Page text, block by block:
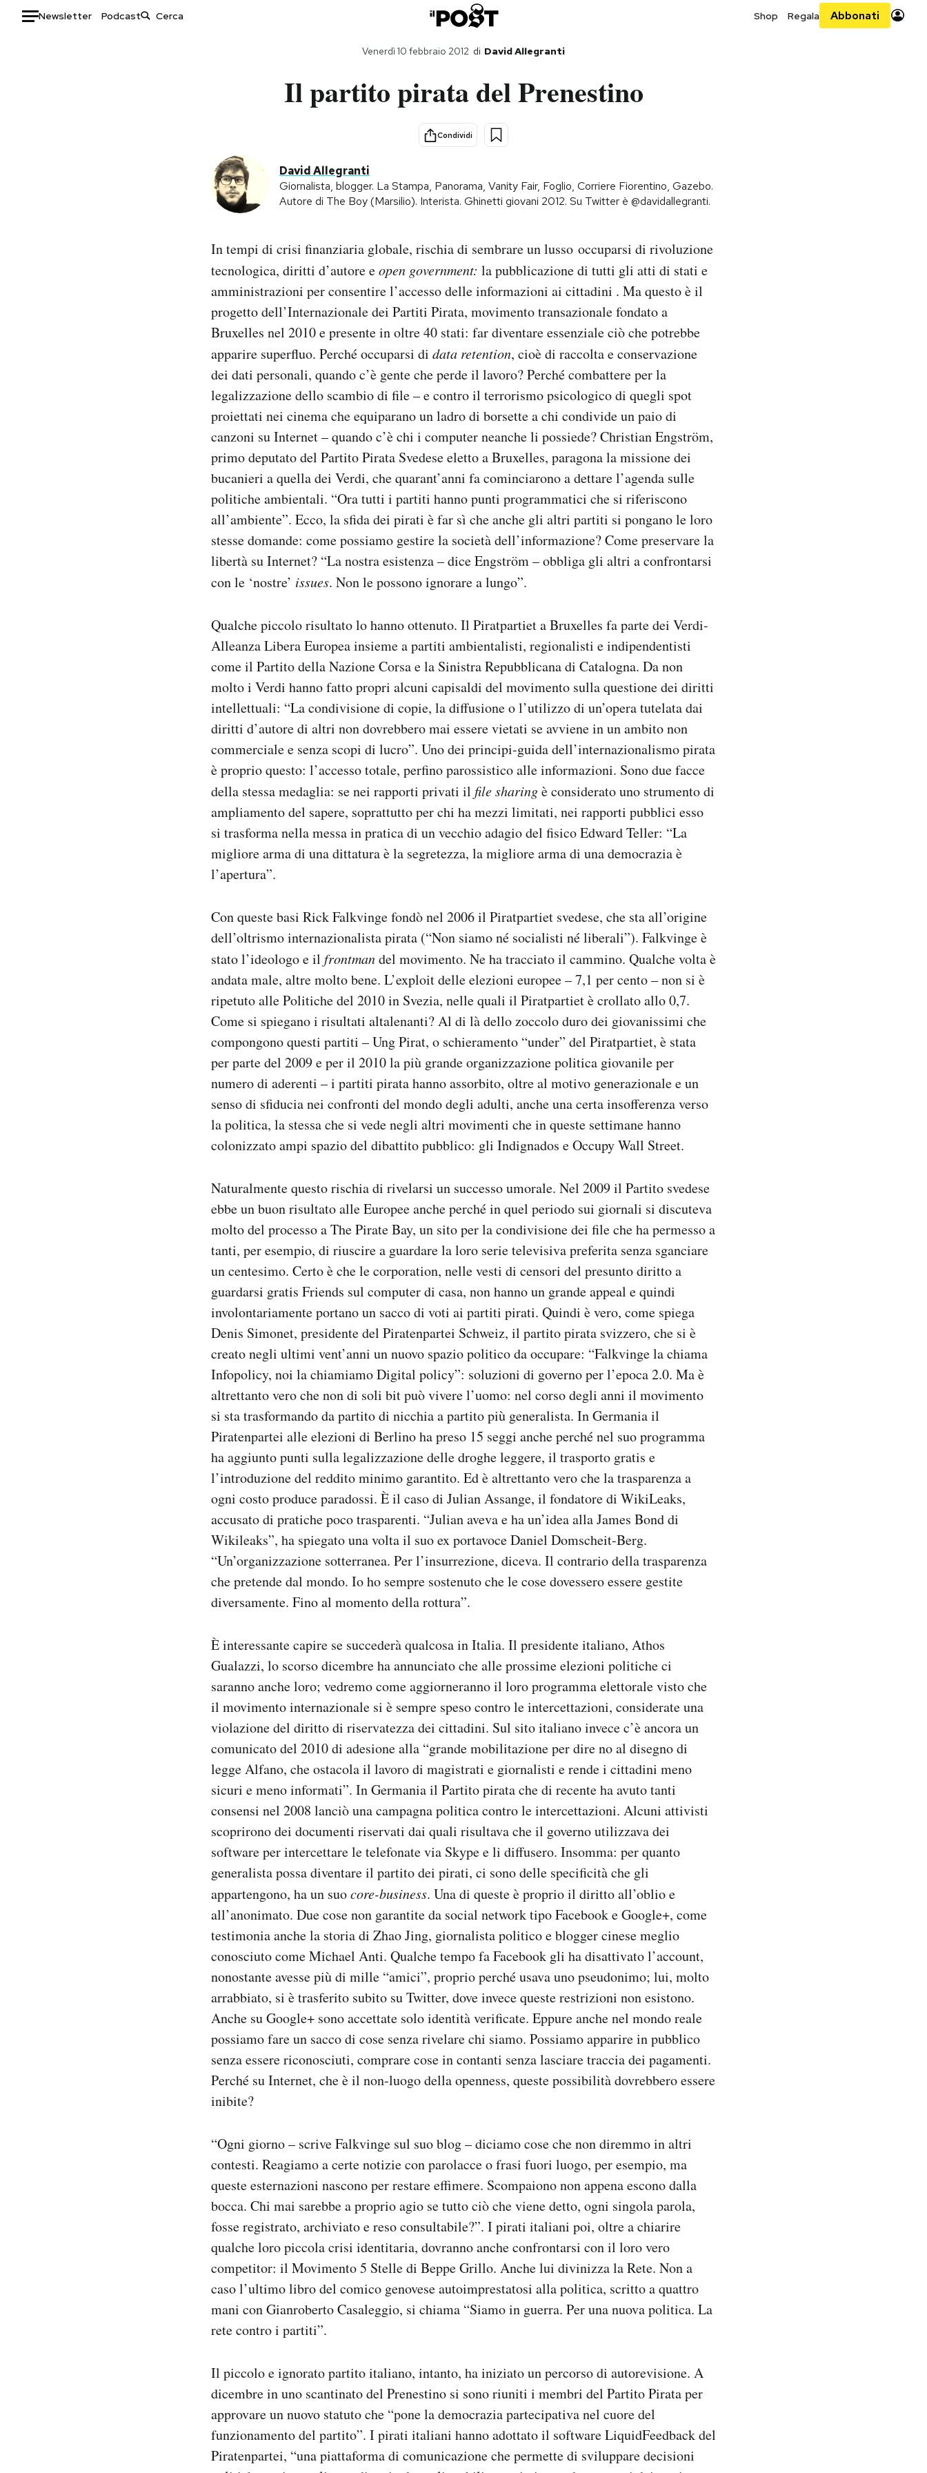
Newsletter Podcast Shop Regala Abbonati
Storie/Idee
Ok Boomer!
Altrecose
Mondiali calcio 2026
di David Allegranti
Venerdì 10 febbraio 2012
Il partito pirata del Prenestino
Condividi
David Allegranti
Giornalista, blogger. La Stampa, Panorama, Vanity Fair, Foglio, Corriere Fiorentino, Gazebo.
Autore di The Boy (Marsilio). Interista. Ghinetti giovani 2012. Su Twitter è @davidallegranti.
In tempi di crisi finanziaria globale, rischia di sembrare un lusso occuparsi di rivoluzione
tecnologica, diritti d’autore eopen government: la pubblicazione di tutti gli atti di stati e
amministrazioni per consentire l’accesso delle informazioni ai cittadini . Ma questo è il
progetto dell’Internazionale dei Partiti Pirata, movimento transazionale fondato a
Bruxelles nel 2010 e presente in oltre 40 stati: far diventare essenziale ciò che potrebbe
apparire superfluo. Perché occuparsi di data retention, cioè di raccolta e conservazione
dei dati personali, quando c’è gente che perde il lavoro? Perché combattere per la
legalizzazione dello scambio di file – e contro il terrorismo psicologico di quegli spot
proiettati nei cinema che equiparano un ladro di borsette a chi condivide un paio di
canzoni su Internet – quando c’è chi i computer neanche li possiede? Christian Engström,
primo deputato del Partito Pirata Svedese eletto a Bruxelles, paragona la missione dei
bucanieri a quella dei Verdi, che quarant’anni fa cominciarono a dettare l’agenda sulle
politiche ambientali. “Ora tutti i partiti hanno punti programmatici che si riferiscono
all’ambiente”. Ecco, la sfida dei pirati è far sì che anche gli altri partiti si pongano le loro
stesse domande: come possiamo gestire la società dell’informazione? Come preservare la
libertà su Internet? “La nostra esistenza – dice Engström – obbliga gli altri a confrontarsi
con le ‘nostre’ issues. Non le possono ignorare a lungo”.
Qualche piccolo risultato lo hanno ottenuto. Il Piratpartiet a Bruxelles fa parte dei Verdi-
Alleanza Libera Europea insieme a partiti ambientalisti, regionalisti e indipendentisti
come il Partito della Nazione Corsa e la Sinistra Repubblicana di Catalogna. Da non
molto i Verdi hanno fatto propri alcuni capisaldi del movimento sulla questione dei diritti
intellettuali: “La condivisione di copie, la diffusione o l’utilizzo di un’opera tutelata dai
diritti d’autore di altri non dovrebbero mai essere vietati se avviene in un ambito non
commerciale e senza scopi di lucro”. Uno dei principi-guida dell’internazionalismo pirata
è proprio questo: l’accesso totale, perfino parossistico alle informazioni. Sono due facce
della stessa medaglia: se nei rapporti privati il file sharingè considerato uno strumento di
ampliamento del sapere, soprattutto per chi ha mezzi limitati, nei rapporti pubblici esso
si trasforma nella messa in pratica di un vecchio adagio del fisico Edward Teller: “La
migliore arma di una dittatura è la segretezza, la migliore arma di una democrazia è
l’apertura”.
Con queste basi Rick Falkvinge fondò nel 2006 il Piratpartiet svedese, che sta all’origine
dell’oltrismo internazionalista pirata (“Non siamo né socialisti né liberali”). Falkvinge è
stato l’ideologo e il frontmandel movimento. Ne ha tracciato il cammino. Qualche volta è
andata male, altre molto bene. L’exploit delle elezioni europee – 7,1 per cento – non si è
ripetuto alle Politiche del 2010 in Svezia, nelle quali il Piratpartiet è crollato allo 0,7.
Come si spiegano i risultati altalenanti? Al di là dello zoccolo duro dei giovanissimi che
compongono questi partiti – Ung Pirat, o schieramento “under” del Piratpartiet, è stata
per parte del 2009 e per il 2010 la più grande organizzazione politica giovanile per
numero di aderenti – i partiti pirata hanno assorbito, oltre al motivo generazionale e un
senso di sfiducia nei confronti del mondo degli adulti, anche una certa insofferenza verso
la politica, la stessa che si vede negli altri movimenti che in queste settimane hanno
colonizzato ampi spazio del dibattito pubblico: gli Indignados e Occupy Wall Street.
Naturalmente questo rischia di rivelarsi un successo umorale. Nel 2009 il Partito svedese
ebbe un buon risultato alle Europee anche perché in quel periodo sui giornali si discuteva
molto del processo a The Pirate Bay, un sito per la condivisione dei file che ha permesso a
tanti, per esempio, di riuscire a guardare la loro serie televisiva preferita senza sganciare
un centesimo. Certo è che le corporation, nelle vesti di censori del presunto diritto a
guardarsi gratis Friends sul computer di casa, non hanno un grande appeal e quindi
involontariamente portano un sacco di voti ai partiti pirati. Quindi è vero, come spiega
Denis Simonet, presidente del Piratenpartei Schweiz, il partito pirata svizzero, che si è
creato negli ultimi vent’anni un nuovo spazio politico da occupare: “Falkvinge la chiama
Infopolicy, noi la chiamiamo Digital policy”: soluzioni di governo per l’epoca 2.0. Ma è
altrettanto vero che non di soli bit può vivere l’uomo: nel corso degli anni il movimento
si sta trasformando da partito di nicchia a partito più generalista. In Germania il
Piratenpartei alle elezioni di Berlino ha preso 15 seggi anche perché nel suo programma
ha aggiunto punti sulla legalizzazione delle droghe leggere, il trasporto gratis e
l’introduzione del reddito minimo garantito. Ed è altrettanto vero che la trasparenza a
ogni costo produce paradossi. È il caso di Julian Assange, il fondatore di WikiLeaks,
accusato di pratiche poco trasparenti. “Julian aveva e ha un’idea alla James Bond di
Wikileaks”, ha spiegato una volta il suo ex portavoce Daniel Domscheit-Berg.
“Un’organizzazione sotterranea. Per l’insurrezione, diceva. Il contrario della trasparenza
che pretende dal mondo. Io ho sempre sostenuto che le cose dovessero essere gestite
diversamente. Fino al momento della rottura”.
È interessante capire se succederà qualcosa in Italia. Il presidente italiano, Athos
Gualazzi, lo scorso dicembre ha annunciato che alle prossime elezioni politiche ci
saranno anche loro; vedremo come aggiorneranno il loro programma elettorale visto che
il movimento internazionale si è sempre speso contro le intercettazioni, considerate una
violazione del diritto di riservatezza dei cittadini. Sul sito italiano invece c’è ancora un
comunicato del 2010 di adesione alla “grande mobilitazione per dire no al disegno di
legge Alfano, che ostacola il lavoro di magistrati e giornalisti e rende i cittadini meno
sicuri e meno informati”. In Germania il Partito pirata che di recente ha avuto tanti
consensi nel 2008 lanciò una campagna politica contro le intercettazioni. Alcuni attivisti
scoprirono dei documenti riservati dai quali risultava che il governo utilizzava dei
software per intercettare le telefonate via Skype e li diffusero. Insomma: per quanto
generalista possa diventare il partito dei pirati, ci sono delle specificità che gli
appartengono, ha un suocore-business. Una di queste è proprio il diritto all’oblio e
all’anonimato. Due cose non garantite da social network tipo Facebook e Google+, come
testimonia anche la storia di Zhao Jing, giornalista politico e blogger cinese meglio
conosciuto come Michael Anti. Qualche tempo fa Facebook gli ha disattivato l’account,
nonostante avesse più di mille “amici”, proprio perché usava uno pseudonimo; lui, molto
arrabbiato, si è trasferito subito su Twitter, dove invece queste restrizioni non esistono.
Anche su Google+ sono accettate solo identità verificate. Eppure anche nel mondo reale
possiamo fare un sacco di cose senza rivelare chi siamo. Possiamo apparire in pubblico
senza essere riconosciuti, comprare cose in contanti senza lasciare traccia dei pagamenti.
Perché su Internet, che è il non-luogo della openness, queste possibilità dovrebbero essere
inibite?
“Ogni giorno – scrive Falkvinge sul suo blog – diciamo cose che non diremmo in altri
contesti. Reagiamo a certe notizie con parolacce o frasi fuori luogo, per esempio, ma
queste esternazioni nascono per restare effimere. Scompaiono non appena escono dalla
bocca. Chi mai sarebbe a proprio agio se tutto ciò che viene detto, ogni singola parola,
fosse registrato, archiviato e reso consultabile?”. I pirati italiani poi, oltre a chiarire
qualche loro piccola crisi identitaria, dovranno anche confrontarsi con il loro vero
competitor: il Movimento 5 Stelle di Beppe Grillo. Anche lui divinizza la Rete. Non a
caso l’ultimo libro del comico genovese autoimprestatosi alla politica, scritto a quattro
mani con Gianroberto Casaleggio, si chiama “Siamo in guerra. Per una nuova politica. La
rete contro i partiti”.
Il piccolo e ignorato partito italiano, intanto, ha iniziato un percorso di autorevisione. A
dicembre in uno scantinato del Prenestino si sono riuniti i membri del Partito Pirata per
approvare un nuovo statuto che “pone la democrazia partecipativa nel cuore del
funzionamento del partito”. I pirati italiani hanno adottato il software LiquidFeedback del
Piratenpartei, “una piattaforma di comunicazione che permette di sviluppare decisioni